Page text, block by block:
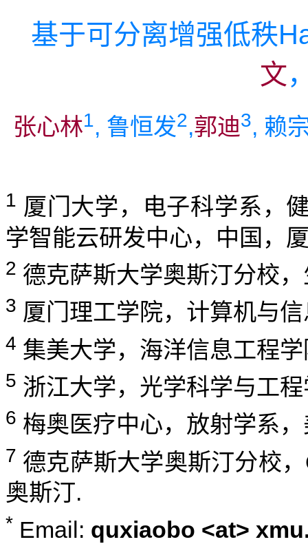
基于可分离增强低秩
文
张心林1, 鲁恒发2,郭迪3, 赖
1 厦门大学，电子科学系，
学智能云研发中心，中国，
2 德克萨斯大学奥斯汀分校
3 厦门理工学院，计算机与
4 集美大学，海洋信息工程
5 浙江大学，光学科学与工
6 梅奥医疗中心，放射学系
7 德克萨斯大学奥斯汀分校
奥斯汀.
* Email: quxiaobo <at>